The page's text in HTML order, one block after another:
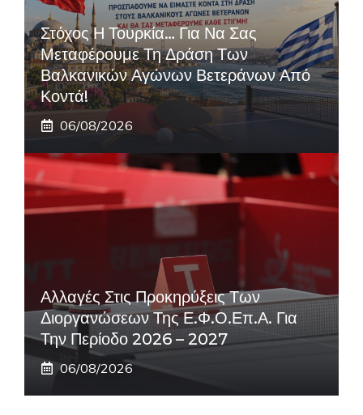
Στόχος Η Τουρκία… Για Να Σας
Μεταφέρουμε Τη Δράση Των
Βαλκανικών Αγώνων Βετεράνων Από
Κοντά!
06/08/2026
Αλλαγές Στις Προκηρύξεις Των
Διοργανώσεων Της Ε.Φ.Ο.Επ.Α. Για
Την Περίοδο 2026 – 2027
06/08/2026